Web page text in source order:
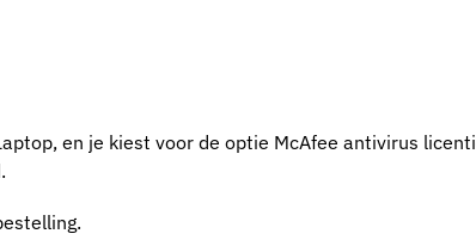
en je kiest voor de optie McAfee antivirus